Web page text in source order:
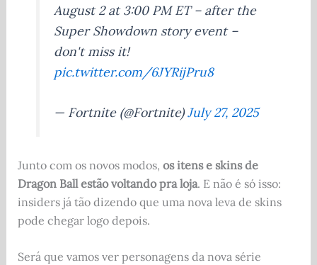
August 2 at 3:00 PM ET – after the
Super Showdown story event –
don't miss it!
pic.twitter.com/6JYRijPru8
— Fortnite (@Fortnite)July 27, 2025
Junto com os novos modos, os itens e skins de
Dragon Ball estão voltando pra loja. E não é só isso:
insiders já tão dizendo que uma nova leva de skins
pode chegar logo depois.
Será que vamos ver personagens da nova série